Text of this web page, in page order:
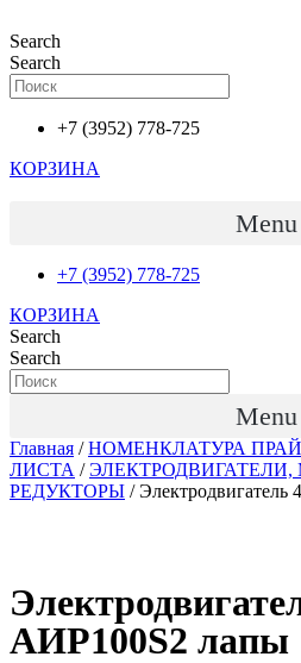
к
содержимому
Search
Search
+7 (3952) 778-725
КОРЗИНА
Menu
+7 (3952) 778-725
КОРЗИНА
Search
Search
Menu
Главная /НОМЕНКЛАТУРА
ЛИСТА /ЭЛЕКТРОДВИГАТЕЛИ,
РЕДУКТОРЫ /
АИР100S2 лапы